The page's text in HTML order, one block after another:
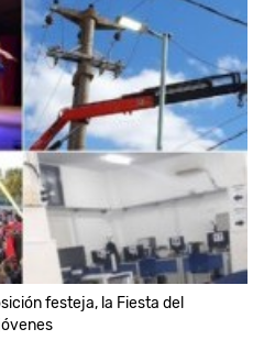
festeja, la Fiesta del